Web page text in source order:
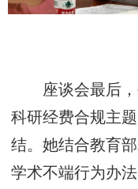
座谈会最后
科研经费合规主
结。她结合教育
学术不端行为办